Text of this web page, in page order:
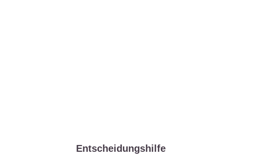
Entscheidungshilfe